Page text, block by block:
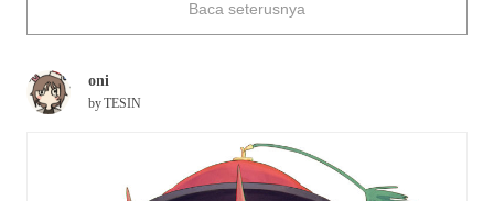
How would you react if you came face-to-face with these
characters?
Baca seterusnya
oni
byTESIN